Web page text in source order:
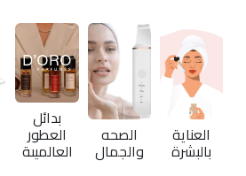
العناية
بالبشرة
الصحه
والجمال
بدائل
العطور
العالميىة